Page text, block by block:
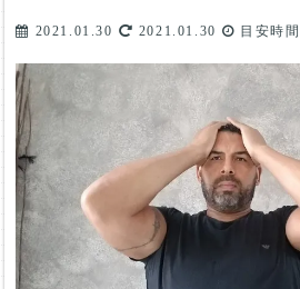
2021.01.30 2021.01.30 目安時間